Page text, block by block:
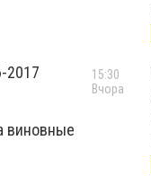
2017
виновные
15:30
Вчора